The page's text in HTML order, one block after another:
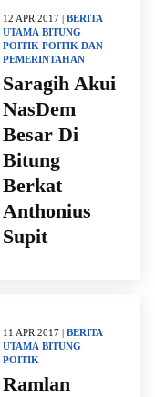
12 APR 2017 | BERITA
UTAMA BITUNG
POITIK POITIK DAN
PEMERINTAHAN
Saragih Akui
NasDem
Besar Di
Bitung
Berkat
Anthonius
Supit
11 APR 2017 | BERITA
UTAMA BITUNG
POITIK
Ramlan